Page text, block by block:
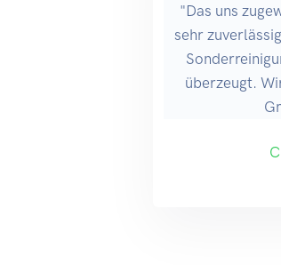
"Das uns
sehr
überzeugt.